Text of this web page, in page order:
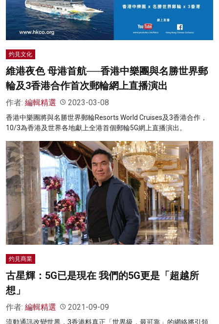
名家榜
灼見活動
灼見文化
維港夜色 母港首航──香港中樂團與名勝世界郵
輪及3香港合作首次郵輪網上直播演出
作者: 編輯精選 2023-03-08
香港中樂團將與名勝世界郵輪Resorts World Cruises及3香港合作，
10/3為香港及世界各地獻上全港首個郵輪5G網上直播演出。
灼見商業
古星輝：5G已是現在 我們的5G更是「超越所
想」
作者: 編輯精選 2021-09-09
流動通訊改變世界，3香港料真正「世界級．最可靠」的網絡將引領